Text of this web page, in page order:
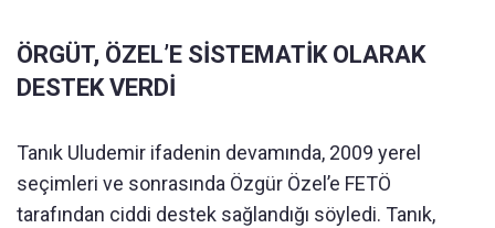
ÖRGÜT, ÖZEL’E SİSTEMATİK OLARAK
DESTEK VERDİ
Tanık Uludemir ifadenin devamında, 2009 yerel
seçimleri ve sonrasında Özgür Özel’e FETÖ
tarafından ciddi destek sağlandığı söyledi. Tanık,